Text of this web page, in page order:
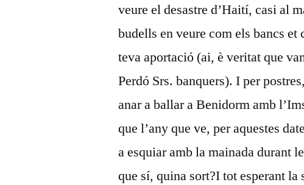
veure el desastre d’Haití, casi al
budells en veure com els bancs
teva aportació (ai, è veritat que
Perdó Srs. banquers). I per
anar a ballar a Benidorm amb
que l’any que ve, per aquestes
a esquiar amb la mainada durant
que sí, quina sort?I tot esperant